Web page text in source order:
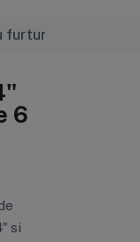
de 6 mm
6
si